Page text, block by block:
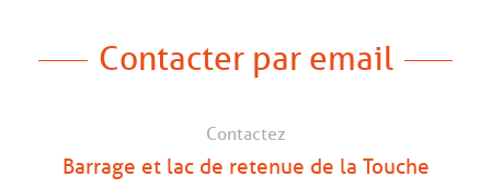
Contacter par email
Contactez
Barrage et lac de retenue de la Touche